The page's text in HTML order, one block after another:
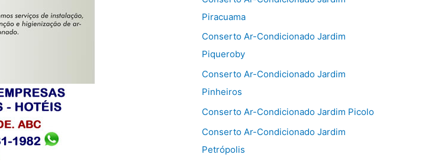
Piracuama
Conserto Ar-Condicionado Jardim
Piqueroby
Conserto Ar-Condicionado Jardim
Pinheiros
Conserto Ar-Condicionado Jardim Picolo
Conserto Ar-Condicionado Jardim
Petrópolis